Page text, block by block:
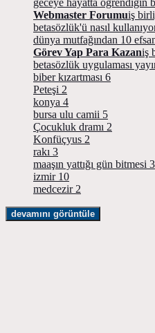
geceye hayatta öğrendiğin
Webmaster Forumuiş
betasözlük'ü nasıl
dünya mutfağından 10
Görev Yap Para Kazaniş
betasözlük uygulaması
biber kızartması 6
Peteşi 2
konya 4
bursa ulu camii 5
Çocukluk dramı 2
Konfüçyus 2
rakı 3
maaşın yattığı gün bitmesi 3
izmir 10
medcezir 2
devamını görüntüle